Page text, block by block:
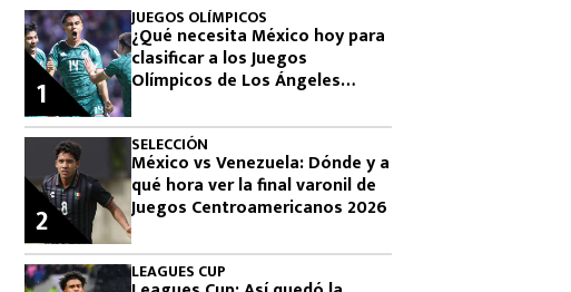
JUEGOS OLÍMPICOS
¿Qué necesita México hoy para
clasificar a los Juegos
Olímpicos de Los Ángeles
1
SELECCIÓN
México vs Venezuela: Dónde y a
qué hora ver la final varonil de
Juegos Centroamericanos 2026
2
LEAGUES CUP